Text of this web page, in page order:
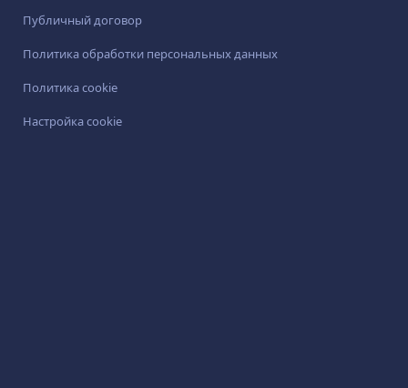
Публичный договор
Политика обработки персональных данных
Политика cookie
Настройка cookie